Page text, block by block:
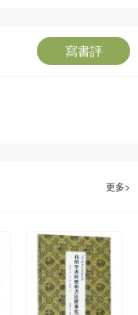
寫書評
更多>